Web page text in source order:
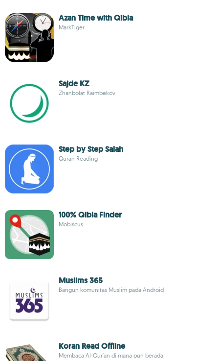
Azan Time with Qibla
MarkTiger
Sajde KZ
Zhanbolat Raimbekov
Step by Step Salah
Quran Reading
100% Qibla Finder
Mobiscus
Muslims 365
Bangun komunitas Muslim pada Android
Koran Read Offline
Membaca Al-Qur'an di mana pun berada